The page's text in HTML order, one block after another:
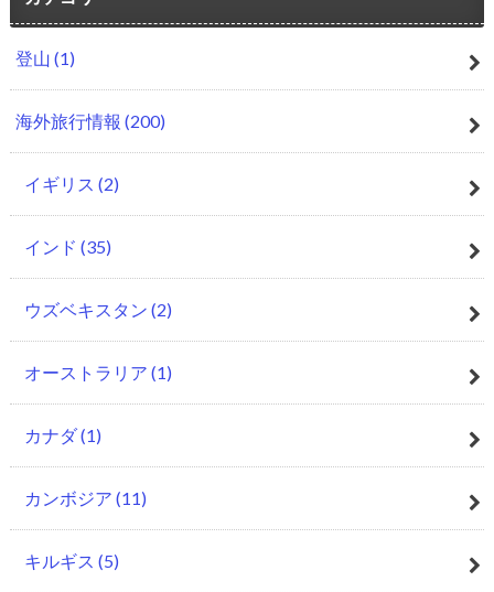
登山 (1)
海外旅行情報 (200)
イギリス (2)
インド (35)
ウズベキスタン (2)
オーストラリア (1)
カナダ(1)
カンボジア (11)
キルギス (5)